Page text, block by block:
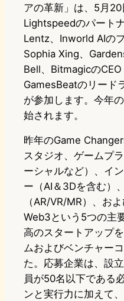
アの革新」は、5月20
Lightspeedのパート
Lentz、Inworld AIの
Sophia Xing、
Bell、Bitmagicの
GamesBeatのリード
が参加します。今年
始されます。
昨年のGame
スタジオ、ゲームプ
ーシャルなど）、イ
ー（AI＆3Dを含む）
（AR/VR/MR）、お
Web3という5つの主
高のスタートアップ
ムおよびベンチャー
た。応募企業は、設
員が50名以下である
ンと実行力に加えて